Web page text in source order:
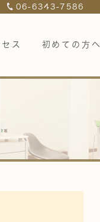
06-6343-7586
ス 初めての方へ